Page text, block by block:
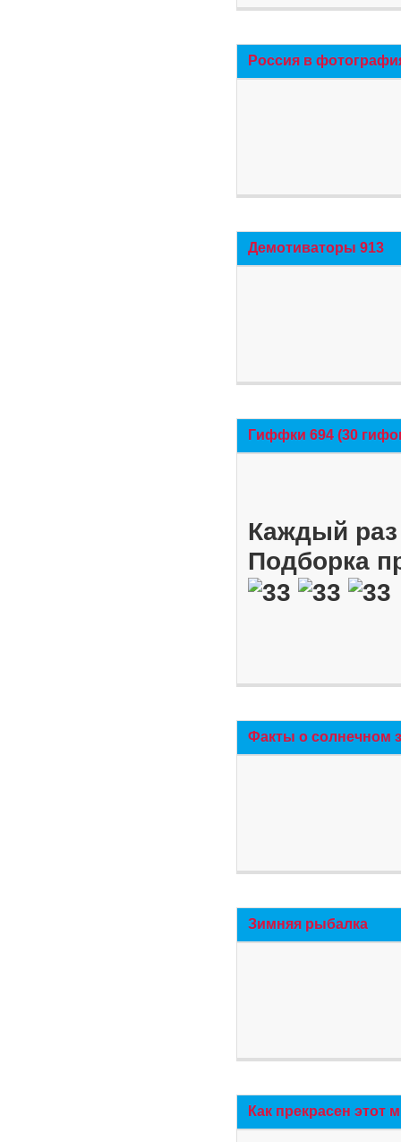
Россия в
Демотиваторы 913
Гиффки 694 (30
Каждый
Подборка
Факты о солнечном
Зимняя рыбалка
Как прекрасен этот